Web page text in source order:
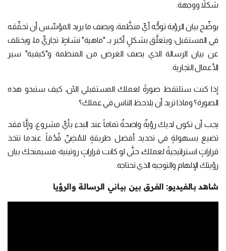
شكلاً ووجهة.
يوضِّح بيان الرؤية توجُّه أيِّ منظَّمة، ويصف ما يريد المؤسِّس أن تحقِّقه
في المستقبل؛ ويتعلَّق بشكلٍ أكبر بـ "ماهية" نشاطٍ تجاريٍّ ما، ويختلف
عن بيان الرسالة الذي يصف الغرض من المنظمة و"كيفية" سير
الأعمال التجارية.
إذا كنت ستلتقط صورةً لعملك المستقبلي الآن، كيف ستبدو هذه
الصورة؟ وماذا تريد أن يلاحظ الناس في عملك؟
يجب أن تكون لديك رؤيةٌ واضحةٌ تماماً عند البدء بأيِّ مشروع، وإلَّا فقد
تضيع بسهولةٍ في تحديد أفضل طريقةٍ للمُضِيِّ قُدُمَاً. عندما تتخذ
قراراتٍ استراتيجيةً لعملك، حتَّى لو كانت قراراتٍ روتينية؛ فسيمنحك بيان
رؤيتك الإلهام والتوجيه الذي تحتاجه.
شاهد بالفيديو: الفرق بين بياني الرسالة والرؤيا